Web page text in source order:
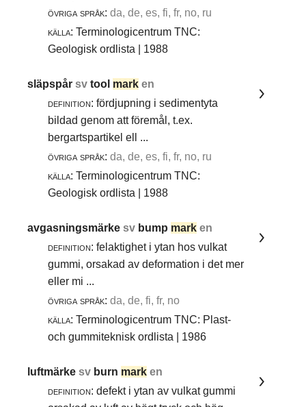
övriga språk: da, de, es, fi, fr, no, ru
källa: Terminologicentrum TNC:
Geologisk ordlista | 1988
släpspårsvtool mark en
definition: fördjupning i sedimentyta
bildad genom att föremål, t.ex.
bergartspartikel ell ...
övriga språk: da, de, es, fi, fr, no, ru
källa: Terminologicentrum TNC:
Geologisk ordlista | 1988
avgasningsmärkesv bump mark en
definition: felaktighet i ytan hos vulkat
gummi, orsakad av deformation i det mer
eller mi ...
övriga språk: da, de, fi, fr, no
källa: Terminologicentrum TNC: Plast-
och gummiteknisk ordlista | 1986
luftmärkesv burn mark en
definition: defekt i ytan av vulkat gummi